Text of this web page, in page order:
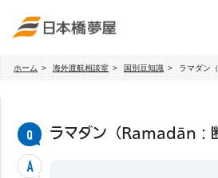
海外航空券 （日本発・海外発・世界一周）
ホテル・専用車・
通訳・ガイド
ホーム 海外渡航相談室 国別豆知識 ラマダン
ラマダン（Ramadān：